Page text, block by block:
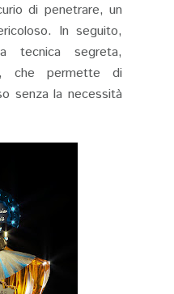
di penetrare, un
In seguito,
tecnica segreta,
che permette di
senza la necessità